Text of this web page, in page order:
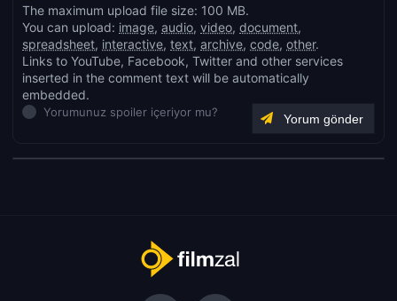
The maximum upload file size: 100 MB.
You can upload: image, audio, video, document,
spreadsheet, interactive, text, archive, code, other.
Links to YouTube, Facebook, Twitter and other services
inserted in the comment text will be automatically
embedded.
Yorumunuz spoiler içeriyor mu?